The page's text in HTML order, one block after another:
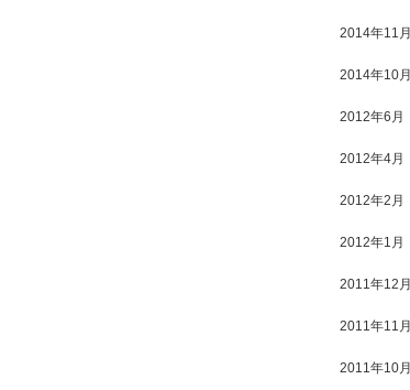
2014年11月
2014年10月
2012年6月
2012年4月
2012年2月
2012年1月
2011年12月
2011年11月
2011年10月